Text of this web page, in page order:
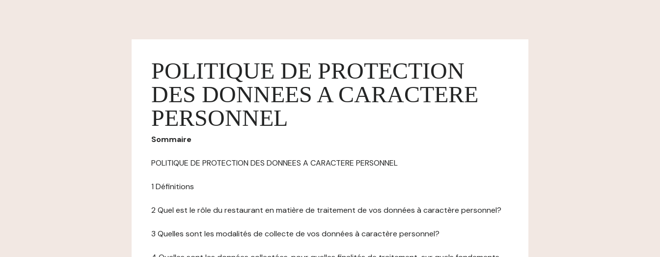
POLITIQUE DE PROTECTION
DES DONNEES A CARACTERE
PERSONNEL
Sommaire
POLITIQUE DE PROTECTION DES DONNEES A CARACTERE PERSONNEL
1 Définitions
2 Quel est le rôle du restaurant en matière de traitement de vos données à caractère personnel?
3 Quelles sont les modalités de collecte de vos données à caractère personnel?